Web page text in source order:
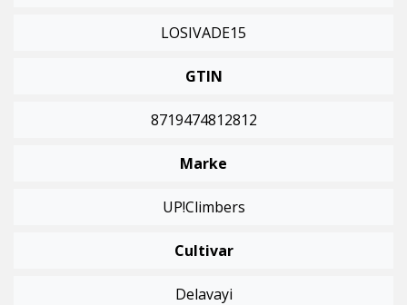
LOSIVADE15
GTIN
8719474812812
Marke
UP!Climbers
Cultivar
Delavayi